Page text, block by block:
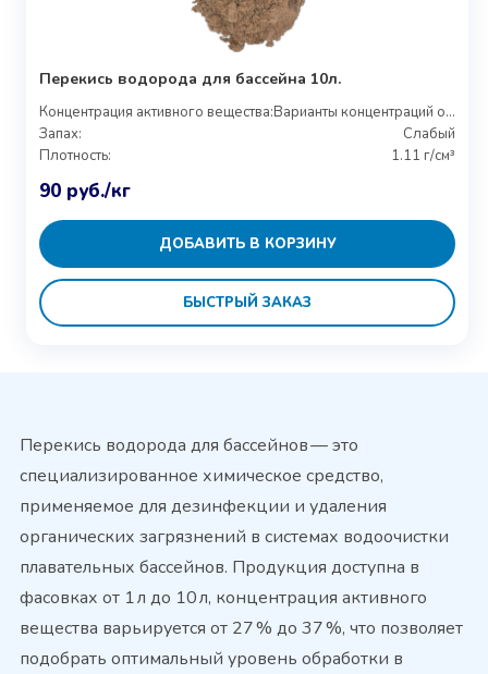
Перекись водорода для бассейна 10л.
Концентрация активного вещества:
Варианты концентраций от 27% до 37%
Запах:
Слабый
Плотность:
1.11 г/см³
90 руб./кг
ДОБАВИТЬ В КОРЗИНУ
БЫСТРЫЙ ЗАКАЗ
Перекись водорода для бассейнов — это
специализированное химическое средство,
применяемое для дезинфекции и удаления
органических загрязнений в системах водоочистки
плавательных бассейнов. Продукция доступна в
фасовках от 1 л до 10 л, концентрация активного
вещества варьируется от 27 % до 37 %, что позволяет
подобрать оптимальный уровень обработки в